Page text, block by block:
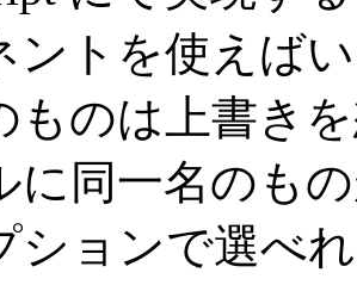
ントを使えば
ものは上書き
に同一名のも
ションで選べ